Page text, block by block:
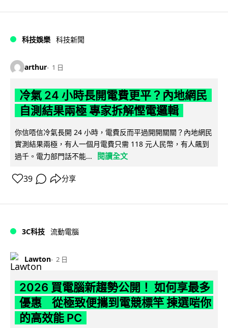
科技娛樂 科技新聞
arthur 1 日
冷氣 24 小時長開電費更平？內地網民
自測結果兩極 專家拆解慳電邏輯
你信唔信冷氣長開 24 小時，電費反而平過開開關關？內地網民
實測結果兩極，有人一個月電費只需 118 元人民幣，有人飆到
過千。電力部門話不能...
閱讀全文
39 分享
3C科技 流動電腦
Lawton 2 日
2026 買電腦新趨勢公開！ 如何享最多
優惠 從極致便攜到電競標竿 揀選啱你
的高效能 PC